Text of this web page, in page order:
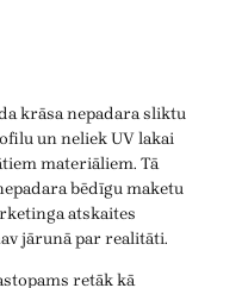
krāsa nepadara sliktu
un neliek UV lakai
materiāliem. Tā
bēdīgu maketu
atskaites
jārunā par realitāti.
retāk kā